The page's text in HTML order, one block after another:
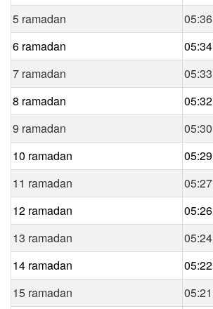
5 ramadan
05:36
6 ramadan
05:34
7 ramadan
05:33
8 ramadan
05:32
9 ramadan
05:30
10 ramadan
05:29
11 ramadan
05:27
12 ramadan
05:26
13 ramadan
05:24
14 ramadan
05:22
15 ramadan
05:21